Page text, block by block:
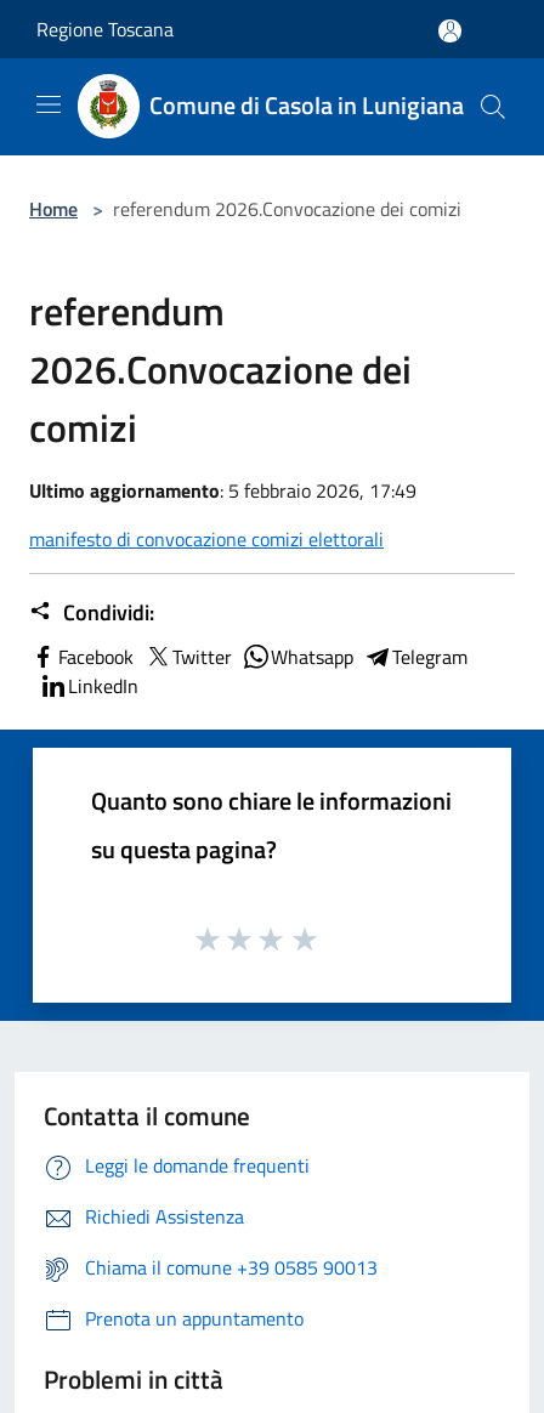
Regione Toscana
Comune di Casola in Lunigiana
Home > referendum 2026.Convocazione dei comizi
referendum
2026.Convocazione dei
comizi
Ultimo aggiornamento: 5 febbraio 2026, 17:49
manifesto di convocazione comizi elettorali
Condividi:
Facebook Twitter Whatsapp
Telegram
LinkedIn
Quanto sono chiare le informazioni
su questa pagina?
Contatta il comune
Leggi le domande frequenti
Richiedi Assistenza
Chiama il comune +39 0585 90013
Prenota un appuntamento
Problemi in città